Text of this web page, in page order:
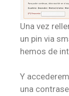
Una vez
un pin via
hemos de
Y
una